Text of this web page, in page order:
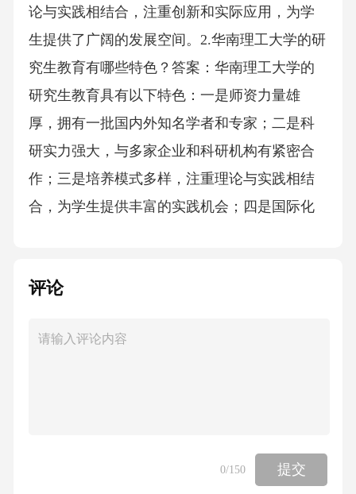
论与实践相结合，注重创新和实际应用，为学
生提供了广阔的发展空间。2.华南理工大学的研
究生教育有哪些特色？答案：华南理工大学的
研究生教育具有以下特色：一是师资力量雄
厚，拥有一批国内外知名学者和专家；二是科
研实力强大，与多家企业和科研机构有紧密合
作；三是培养模式多样，注重理论与实践相结
合，为学生提供丰富的实践机会；四是国际化
的学生社团有哪些类型？答案：华南理工大学
类、文化类、体育类等。学术类社团如文学
践能力；文化类社团如音乐社、舞蹈社等，注
重培养学生的艺术修养和文化素养；体育类社
评论
0/150 提交